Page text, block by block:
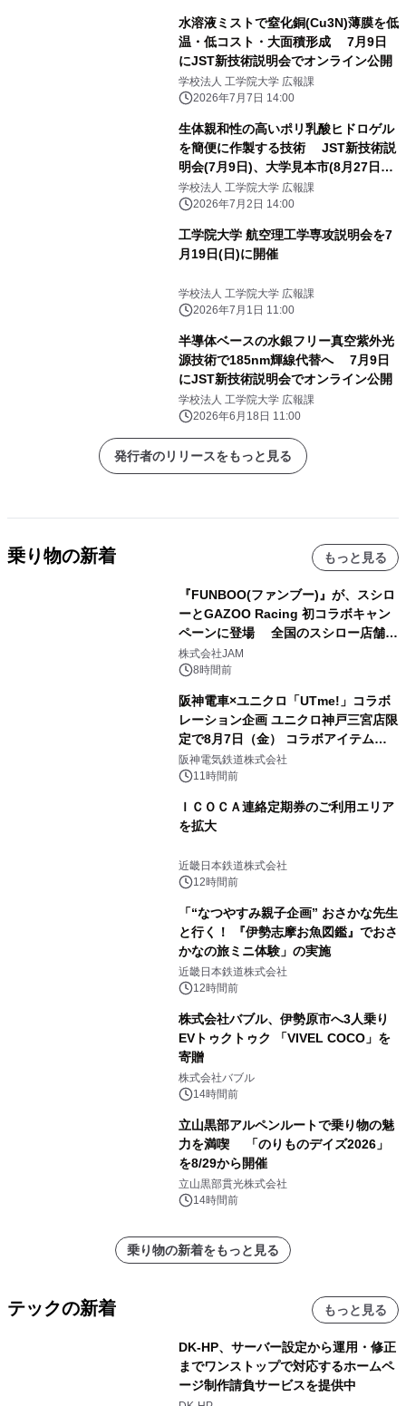
水溶液ミストで窒化銅(Cu3N)薄膜を低
温・低コスト・大面積形成 7月9日
にJST新技術説明会でオンライン公開
学校法人 工学院大学 広報課
2026年7月7日 14:00
生体親和性の高いポリ乳酸ヒドロゲル
を簡便に作製する技術 JST新技術説
明会(7月9日)、大学見本市(8月27日・
28日)で公開
学校法人 工学院大学 広報課
2026年7月2日 14:00
工学院大学 航空理工学専攻説明会を7
月19日(日)に開催
学校法人 工学院大学 広報課
2026年7月1日 11:00
半導体ベースの水銀フリー真空紫外光
源技術で185nm輝線代替へ 7月9日
にJST新技術説明会でオンライン公開
学校法人 工学院大学 広報課
2026年6月18日 11:00
発行者のリリースをもっと見る
乗り物の新着 もっと見る
『FUNBOO(ファンブー)』が、スシロ
ーとGAZOO Racing 初コラボキャン
ペーンに登場 全国のスシロー店舗で
GR 4車種の FUNBOO(ミニカー)付き
メニューが展開されます
株式会社JAM
8時間前
阪神電車×ユニクロ「UTme!」コラボ
レーション企画 ユニクロ神戸三宮店限
定で8月7日（金） コラボアイテムが
発売決定！
阪神電気鉄道株式会社
11時間前
ＩＣＯＣＡ連絡定期券のご利用エリア
を拡大
近畿日本鉄道株式会社
12時間前
「“なつやすみ親子企画” おさかな先生
と行く！ 『伊勢志摩お魚図鑑』でおさ
かなの旅ミニ体験」の実施
近畿日本鉄道株式会社
12時間前
株式会社バブル、伊勢原市へ3人乗り
EVトゥクトゥク 「VIVEL COCO」を
寄贈
株式会社バブル
14時間前
立山黒部アルペンルートで乗り物の魅
力を満喫 「のりものデイズ2026」
を8/29から開催
立山黒部貫光株式会社
14時間前
乗り物の新着をもっと見る
テックの新着 もっと見る
DK-HP、サーバー設定から運用・修正
までワンストップで対応するホームペ
ージ制作請負サービスを提供中